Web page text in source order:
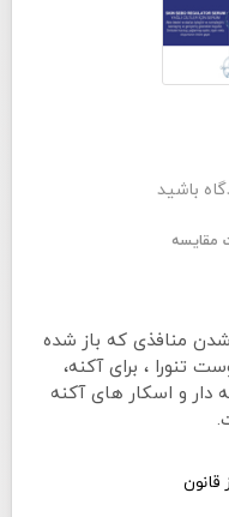
باشید
مقایسه
منافذی که باز شده
تنورا ، برای آکنه،
دار و اسکار های آکنه